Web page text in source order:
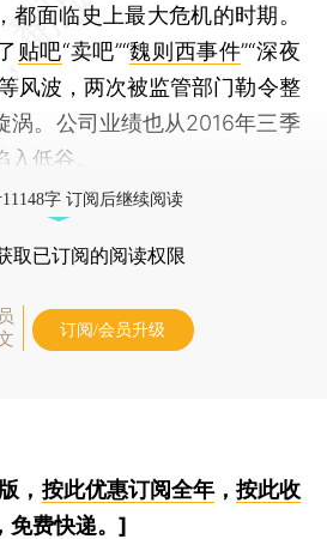
都面临史上最大危机的时期。
贴吧“卖吧”“魏则西事件”“深夜
风波，两次被监管部门勒令整
涡。公司业绩也从2016年三季
低谷。
字 订阅后继续阅读
取已订阅的阅读权限
订阅/会员升级
， 按此优惠订阅全年， 按此收
免费快递。]